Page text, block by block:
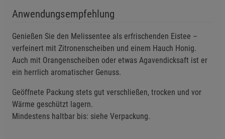
Anwendungsempfehlung
Genießen Sie den Melissentee als erfrischenden Eistee –
verfeinert mit Zitronenscheiben und einem Hauch Honig.
Auch mit Orangenscheiben oder etwas Agavendicksaft ist er
ein herrlich aromatischer Genuss.
Geöffnete Packung stets gut verschließen, trocken und vor
Wärme geschützt lagern.
Mindestens haltbar bis: siehe Verpackung.